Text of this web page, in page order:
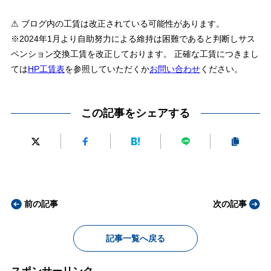
⚠ ブログ内の工賃は改正されている可能性があります。
※2024年1月より自助努力による維持は困難であると判断しサス
ペンション交換工賃を改正しております。 正確な工賃につきまし
てはHP工賃表を参照していただくかお問い合わせください。
この記事をシェアする
前の記事
記事一覧へ戻る
次の記事